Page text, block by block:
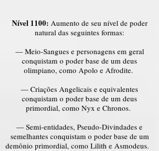
Nível 1100: Aumento de seu nível de poder
natural das seguintes formas:
— Meio-Sangues e personagens em geral
conquistam o poder base de um deus
olimpiano, como Apolo e Afrodite.
— Criações Angelicais e equivalentes
conquistam o poder base de um deus
primordial, como Nyx e Chronos.
— Semi-entidades, Pseudo-Divindades e
semelhantes conquistam o poder base de um
demônio primordial, como Lilith e Asmodeus.